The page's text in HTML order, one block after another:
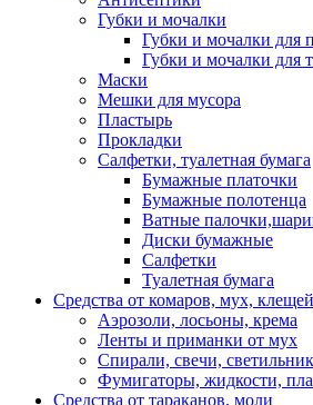
Губки и мочалки
Губки и мочалки для
Губки и мочалки для
Маски
Мешки для мусора
Пластырь
Прокладки
Салфетки, туалетная бумага
Бумажные платочки
Бумажные полотенца
Ватные
Диски бумажные
Салфетки
Туалетная бумага
Средства от комаров, мух,
Аэрозоли, лосьоны, крема
Ленты и приманки от мух
Спирали, свечи,
Фумигаторы, жидкости,
Средства от тараканов, моли